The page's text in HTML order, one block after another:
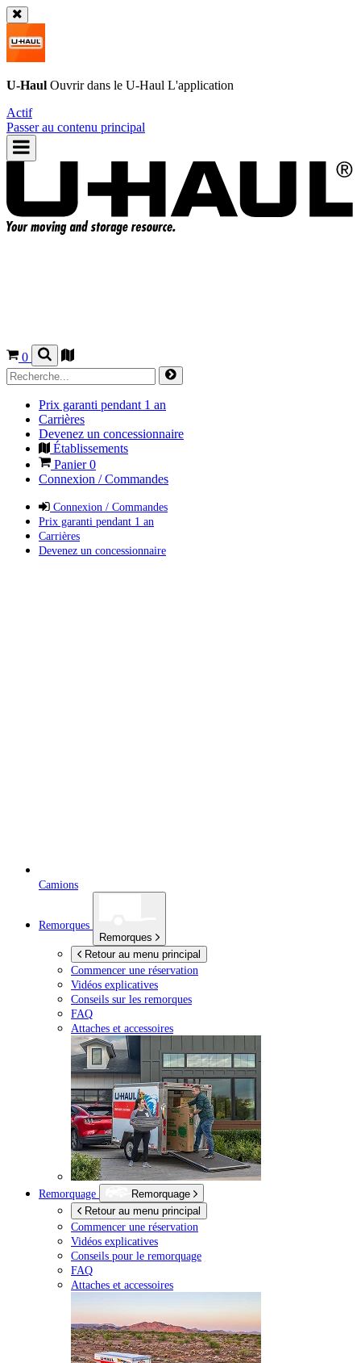
U-Haul Ouvrir dans le U-Haul L'application
Actif
Passer au contenu principal
0
Prix garanti pendant 1 an
Carrières
Devenez un concessionnaire
Établissements
Panier0
Connexion / Commandes
Connexion / Commandes
Prix garanti pendant 1 an
Carrières
Devenez un concessionnaire
Camions
Remorques
Remorques
Retour au menu principal
Commencer une réservation
Vidéos explicatives
Conseils sur les remorques
FAQ
Attaches et accessoires
Remorquage
Remorquage
Retour au menu principal
Commencer une réservation
Vidéos explicatives
Conseils pour le remorquage
FAQ
Attaches et accessoires